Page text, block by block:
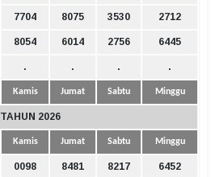
7704 8075 3530 2712
8054 6014 2756 6445
. . . .
Kamis Jumat Sabtu Minggu
TAHUN 2026
Kamis Jumat Sabtu Minggu
0098 8481 8217 6452